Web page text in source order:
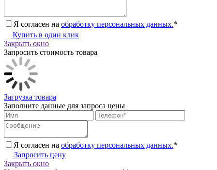
Я согласен на обработку персональных данных.*
Купить в один клик
Закрыть окно
Запросить стоимость товара
Загрузка товара
Заполните данные для запроса цены
Я согласен на обработку персональных данных.*
Запросить цену
Закрыть окно